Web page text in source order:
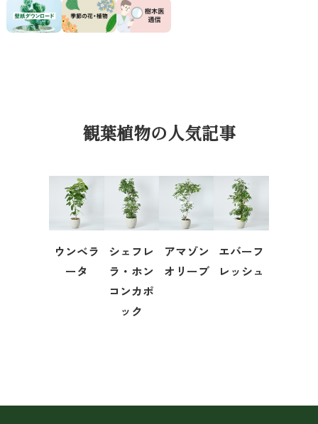
観葉植物の人気記事
ウンベラ
ータ
シェフレ
ラ・ホン
コンカポ
ック
アマゾン
オリーブ
エバーフ
レッシュ